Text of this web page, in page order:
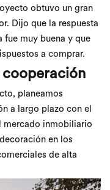
obtuvo un gran
Dijo que la respuesta
fue muy buena y que
a comprar.
cooperación
planeamos
a largo plazo con el
mercado inmobiliario
en los
de alta